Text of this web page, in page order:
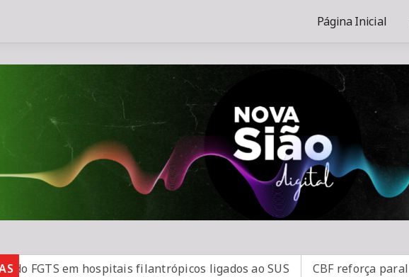
Página Inicial
em hospitais filantrópicos ligados ao SUS CBF reforça